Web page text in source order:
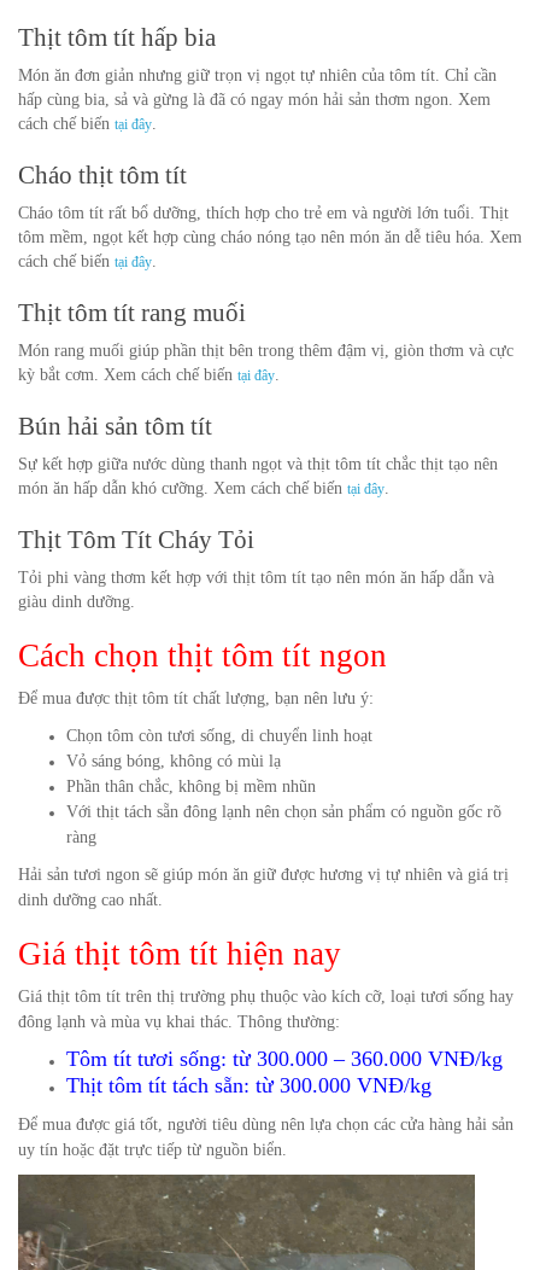
Thịt tôm tít hấp bia
Món ăn đơn giản nhưng giữ trọn vị ngọt tự nhiên của tôm tít. Chỉ cần
hấp cùng bia, sả và gừng là đã có ngay món hải sản thơm ngon. Xem
cách chế biến tại đây.
Cháo thịt tôm tít
Cháo tôm tít rất bổ dưỡng, thích hợp cho trẻ em và người lớn tuổi. Thịt
tôm mềm, ngọt kết hợp cùng cháo nóng tạo nên món ăn dễ tiêu hóa. Xem
cách chế biến tại đây.
Thịt tôm tít rang muối
Món rang muối giúp phần thịt bên trong thêm đậm vị, giòn thơm và cực
kỳ bắt cơm. Xem cách chế biến tại đây.
Bún hải sản tôm tít
Sự kết hợp giữa nước dùng thanh ngọt và thịt tôm tít chắc thịt tạo nên
món ăn hấp dẫn khó cưỡng. Xem cách chế biến tại đây.
Thịt Tôm Tít Cháy Tỏi
Tỏi phi vàng thơm kết hợp với thịt tôm tít tạo nên món ăn hấp dẫn và
giàu dinh dưỡng.
Cách chọn thịt tôm tít ngon
Để mua được thịt tôm tít chất lượng, bạn nên lưu ý:
Chọn tôm còn tươi sống, di chuyển linh hoạt
Vỏ sáng bóng, không có mùi lạ
Phần thân chắc, không bị mềm nhũn
Với thịt tách sẵn đông lạnh nên chọn sản phẩm có nguồn gốc rõ
ràng
Hải sản tươi ngon sẽ giúp món ăn giữ được hương vị tự nhiên và giá trị
dinh dưỡng cao nhất.
Giá thịt tôm tít hiện nay
Giá thịt tôm tít trên thị trường phụ thuộc vào kích cỡ, loại tươi sống hay
đông lạnh và mùa vụ khai thác. Thông thường:
Tôm tít tươi sống: từ 300.000 – 360.000 VNĐ/kg
Thịt tôm tít tách sẵn: từ 300.000 VNĐ/kg
Để mua được giá tốt, người tiêu dùng nên lựa chọn các cửa hàng hải sản
uy tín hoặc đặt trực tiếp từ nguồn biển.